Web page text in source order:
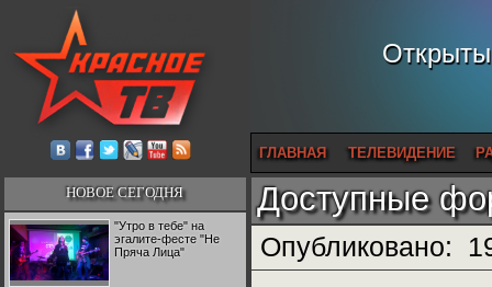
ГЛАВНАЯ ТЕЛЕВИДЕНИЕ
НОВОЕ СЕГОДНЯ
"Утро в тебе" на
эгалите-фесте "Не
Пряча Лица"
Доступные
Опубликовано: